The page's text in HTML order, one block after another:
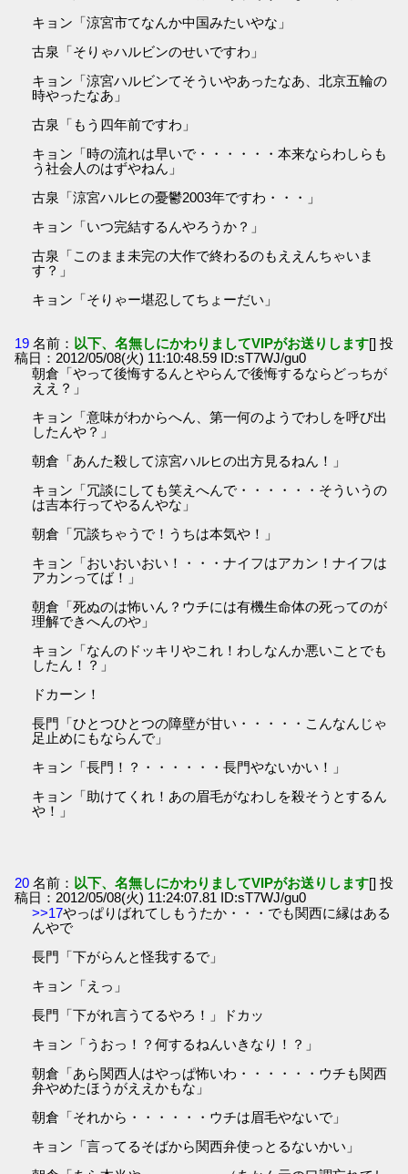
キョン「涼宮市てなんか中国みたいやな」
古泉「そりゃハルビンのせいですわ」
キョン「涼宮ハルビンてそういやあったなあ、北京五輪の
時やったなあ」
古泉「もう四年前ですわ」
キョン「時の流れは早いで・・・・・・本来ならわしらも
う社会人のはずやねん」
古泉「涼宮ハルヒの憂鬱2003年ですわ・・・」
キョン「いつ完結するんやろうか？」
古泉「このまま未完の大作で終わるのもええんちゃいま
す？」
キョン「そりゃー堪忍してちょーだい」
19 名前： 以下、名無しにかわりましてVIPがお送りします[] 投
稿日：2012/05/08(火) 11:10:48.59 ID:sT7WJ/gu0
朝倉「やって後悔するんとやらんで後悔するならどっちが
ええ？」
キョン「意味がわからへん、第一何のようでわしを呼び出
したんや？」
朝倉「あんた殺して涼宮ハルヒの出方見るねん！」
キョン「冗談にしても笑えへんで・・・・・・そういうの
は吉本行ってやるんやな」
朝倉「冗談ちゃうで！うちは本気や！」
キョン「おいおいおい！・・・ナイフはアカン！ナイフは
アカンってば！」
朝倉「死ぬのは怖いん？ウチには有機生命体の死ってのが
理解できへんのや」
キョン「なんのドッキリやこれ！わしなんか悪いことでも
したん！？」
ドカーン！
長門「ひとつひとつの障壁が甘い・・・・・こんなんじゃ
足止めにもならんで」
キョン「長門！？・・・・・・長門やないかい！」
キョン「助けてくれ！あの眉毛がなわしを殺そうとするん
や！」
20 名前： 以下、名無しにかわりましてVIPがお送りします[] 投
稿日：2012/05/08(火) 11:24:07.81 ID:sT7WJ/gu0
>>17やっぱりばれてしもうたか・・・でも関西に縁はある
んやで
長門「下がらんと怪我するで」
キョン「えっ」
長門「下がれ言うてるやろ！」ドカッ
キョン「うおっ！？何するねんいきなり！？」
朝倉「あら関西人はやっぱ怖いわ・・・・・・ウチも関西
弁やめたほうがええかもな」
朝倉「それから・・・・・・ウチは眉毛やないで」
キョン「言ってるそばから関西弁使っとるないかい」